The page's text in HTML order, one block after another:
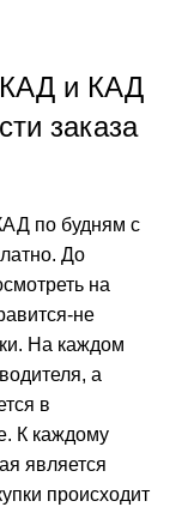
и КАД
заказа
по будням с
До
на
не
На каждом
а
в
К каждому
является
происходит